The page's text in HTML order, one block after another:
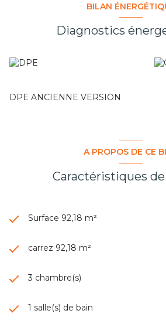
BILAN
Diagnostics
DPE ANCIENNE VERSION
A PROPOS DE CE
Caractéristiques
Surface 92,18 m²
carrez 92,18 m²
3 chambre(s)
1 salle(s) de bain